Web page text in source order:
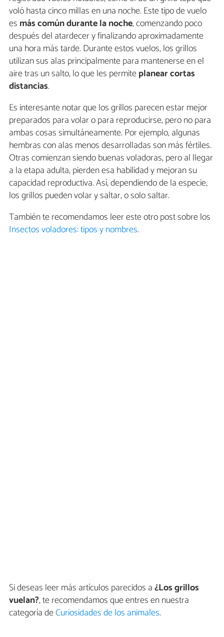
voló hasta cinco millas en una noche. Este tipo de vuelo
es más común durante la noche, comenzando poco
después del atardecer y finalizando aproximadamente
una hora más tarde. Durante estos vuelos, los grillos
utilizan sus alas principalmente para mantenerse en el
aire tras un salto, lo que les permiteplanear cortas
distancias.
Es interesante notar que los grillos parecen estar mejor
preparados para volar o para reproducirse, pero no para
ambas cosas simultáneamente. Por ejemplo, algunas
hembras con alas menos desarrolladas son más fértiles.
Otras comienzan siendo buenas voladoras, pero al llegar
a la etapa adulta, pierden esa habilidad y mejoran su
capacidad reproductiva. Así, dependiendo de la especie,
los grillos pueden volar y saltar, o solo saltar.
También te recomendamos leer este otro post sobre los
Insectos voladores: tipos y nombres.
Si deseas leer más artículos parecidos a¿Los grillos
vuelan?, te recomendamos que entres en nuestra
categoría deCuriosidades de los animales.